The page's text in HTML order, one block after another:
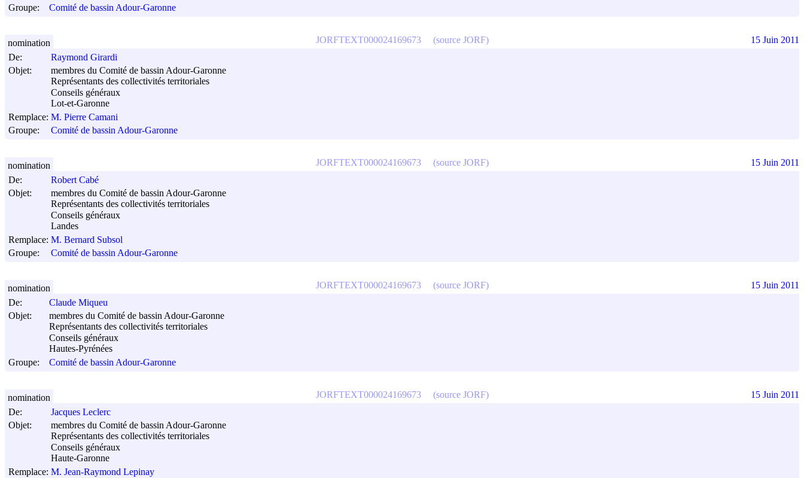
Groupe:
Comité de bassin Adour-Garonne
De:
Raymond Girardi
Objet:
membres du Comité de bassin Adour-Garonne
Représentants des collectivités territoriales
Conseils généraux
Lot-et-Garonne
Remplace: M. Pierre Camani
Groupe:
Comité de bassin Adour-Garonne
JORFTEXT000024169673 (source JORF)
nomination 15 Juin 2011
De:
Robert Cabé
Objet:
membres du Comité de bassin Adour-Garonne
Représentants des collectivités territoriales
Conseils généraux
Landes
Remplace: M. Bernard Subsol
Groupe:
Comité de bassin Adour-Garonne
JORFTEXT000024169673 (source JORF)
nomination 15 Juin 2011
De:
Claude Miqueu
Objet:
membres du Comité de bassin Adour-Garonne
Représentants des collectivités territoriales
Conseils généraux
Hautes-Pyrénées
Groupe:
Comité de bassin Adour-Garonne
JORFTEXT000024169673 (source JORF)
nomination 15 Juin 2011
De:
Jacques Leclerc
Objet:
membres du Comité de bassin Adour-Garonne
Représentants des collectivités territoriales
Conseils généraux
Haute-Garonne
Remplace: M. Jean-Raymond Lepinay
JORFTEXT000024169673 (source JORF)
nomination 15 Juin 2011